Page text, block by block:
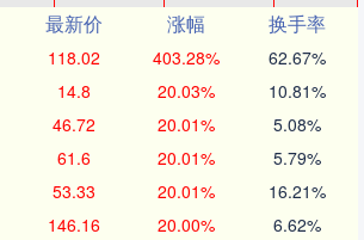
最新价 涨幅
换手率
118.02 403.28% 62.67%
14.8 20.03% 10.81%
46.72 20.01% 5.08%
61.6 20.01% 5.79%
53.33 20.01% 16.21%
146.16 20.00% 6.62%